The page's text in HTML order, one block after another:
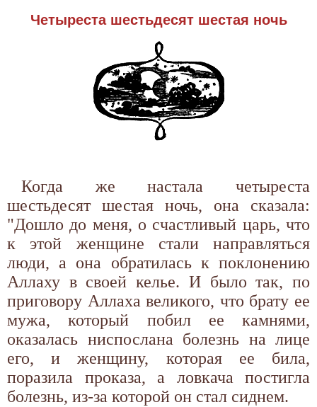
Четыреста шестьдесят шестая ночь
Когда же настала четыреста
шестьдесят шестая ночь, она сказала:
"Дошло до меня, о счастливый царь, что
к этой женщине стали направляться
люди, а она обратилась к поклонению
Аллаху в своей келье. И было так, по
приговору Аллаха великого, что брату ее
мужа, который побил ее камнями,
оказалась ниспослана болезнь на лице
его, и женщину, которая ее била,
поразила проказа, а ловкача постигла
болезнь, из-за которой он стал сиднем.